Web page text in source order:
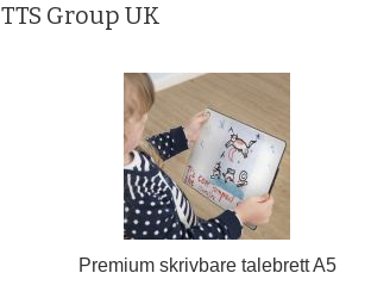
Group UK
Premium skrivbare talebrett A5